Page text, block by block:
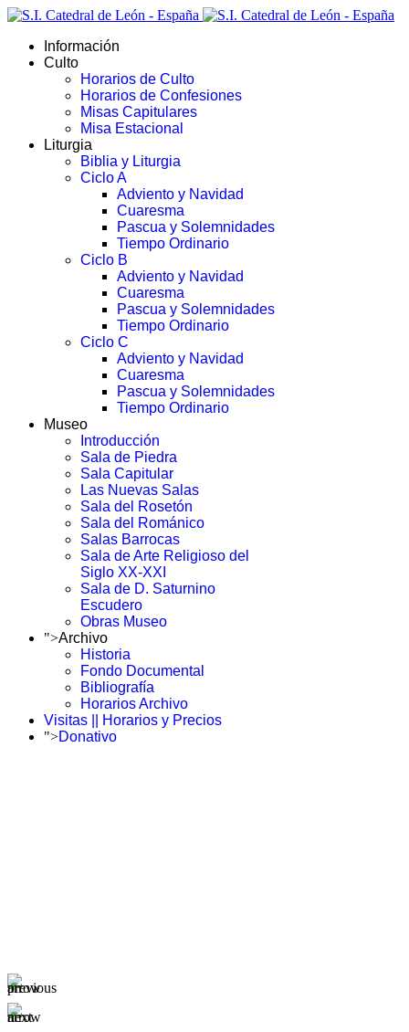
Información
Culto
Horarios de Culto
Horarios de Confesiones
Misas Capitulares
Misa Estacional
Liturgia
Biblia y Liturgia
Ciclo A
Adviento y Navidad
Cuaresma
Pascua y Solemnidades
Tiempo Ordinario
Ciclo B
Adviento y Navidad
Cuaresma
Pascua y Solemnidades
Tiempo Ordinario
Ciclo C
Adviento y Navidad
Cuaresma
Pascua y Solemnidades
Tiempo Ordinario
Museo
Introducción
Sala de Piedra
Sala Capitular
Las Nuevas Salas
Sala del Rosetón
Sala del Románico
Salas Barrocas
Sala de Arte Religioso del
Siglo XX-XXI
Sala de D. Saturnino
Escudero
Obras Museo
">Archivo
Historia
Fondo Documental
Bibliografía
Horarios Archivo
Visitas || Horarios y Precios
">Donativo